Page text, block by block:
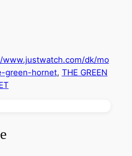
www.justwatch.com/dk/mo
green-hornet, THE GREEN